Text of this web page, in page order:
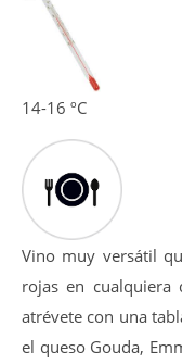
14-16 ºC
Vino muy versátil
rojas en cualquiera
atrévete con una
el queso Gouda,